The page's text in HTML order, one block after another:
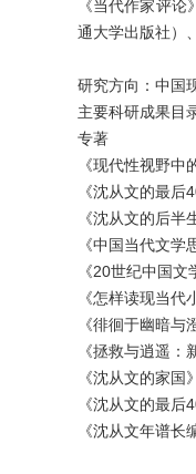
《当代作家评
通大学出版社）
研究方向：中国
主要科研成果目
专著
《现代性视野中
《沈从文的最后
《沈从文的后半
《中国当代文
《20世纪中国
《怎样读现当代
《徘徊于幽暗
《拯救与逍遥
《沈从文的家国
《沈从文的最后
《沈从文年谱